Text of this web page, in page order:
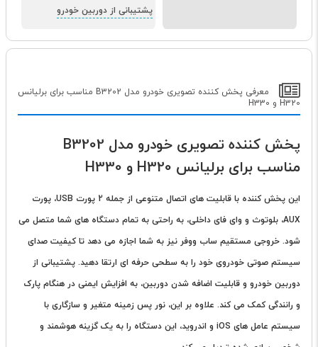
پشتیبانی از دوربین خودرو
معرفی پخش کننده تصویری خودرو مدل B3202 مناسب برای برلیانس
H320 و H330
پخش کننده تصویری خودرو مدل B3202
مناسب برای برلیانس H320 و H330
این پخش کننده با قابلیت های اتصال متنوعی از جمله 2 پورت USB، پورت
AUX، بلوتوث و وای فای داخلی، به راحتی به تمام دستگاه های شما متصل می
شود. خروجی مستقیم ساب ووفر نیز به شما اجازه می دهد تا کیفیت صدای
سیستم صوتی خودروی خود را به سطحی حرفه ای ارتقا دهید. پشتیبانی از
دوربین خودرو و قابلیت اضافه شدن دوربین، به افزایش ایمنی در هنگام پارک
و رانندگی کمک می کند. علاوه بر این، نور پس زمینه متغیر و سازگاری با
سیستم عامل های iOS و اندروید، این دستگاه را به یک گزینه هوشمند و